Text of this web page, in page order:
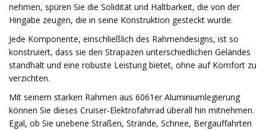
nehmen, spüren Sie die Solidität und Haltbarkeit, die von der
Hingabe zeugen, die in seine Konstruktion gesteckt wurde.
Jede Komponente, einschließlich des Rahmendesigns, ist so
konstruiert, dass sie den Strapazen unterschiedlichen Geländes
standhält und eine robuste Leistung bietet, ohne auf Komfort zu
verzichten.
Mit seinem starken Rahmen aus 6061er Aluminiumlegierung
können Sie dieses Cruiser-Elektrofahrrad überall hin mitnehmen.
Egal, ob Sie unebene Straßen, Strände, Schnee, Bergauffahrten